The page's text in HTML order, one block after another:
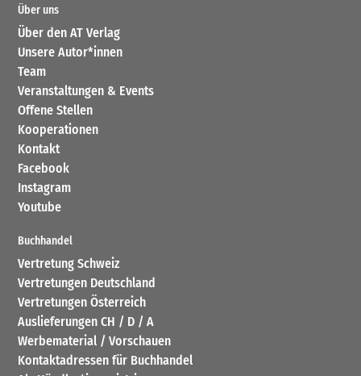
Über uns
Über den AT Verlag
Unsere Autor*innen
Team
Veranstaltungen & Events
Offene Stellen
Kooperationen
Kontakt
Facebook
Instagram
Youtube
Buchhandel
Vertretung Schweiz
Vertretungen Deutschland
Vertretungen Österreich
Auslieferungen CH / D / A
Werbematerial / Vorschauen
Kontaktadressen für Buchhandel